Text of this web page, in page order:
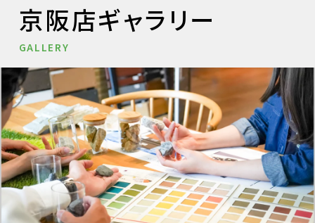
京阪店ギャラリー
GALLERY